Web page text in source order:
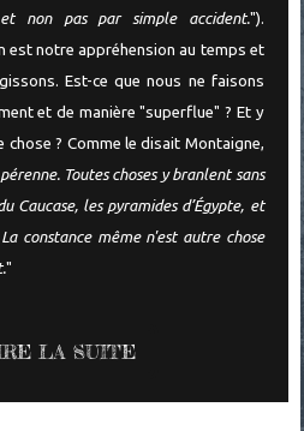
non pas par simple accident.").
est notre appréhension au temps et
Est-ce que nous ne faisons
et de manière "superflue" ? Et y
? Comme le disait Montaigne,
Toutes choses y branlent sans
Caucase, les pyramides d’Égypte, et
constance même n'est autre chose
"
LA SUITE